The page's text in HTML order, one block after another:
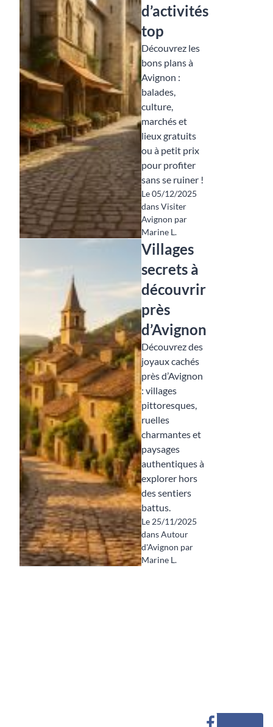
d’activités
top
Découvrez les
bons plans à
Avignon :
balades,
culture,
marchés et
lieux gratuits
ou à petit prix
pour profiter
sans se ruiner !
Le 05/12/2025
dans Visiter
Avignon par
Marine L.
Villages
secrets à
découvrir
près
d’Avignon
Découvrez des
joyaux cachés
près d’Avignon
: villages
pittoresques,
ruelles
charmantes et
paysages
authentiques à
explorer hors
des sentiers
battus.
Le 25/11/2025
dans Autour
d'Avignon par
Marine L.